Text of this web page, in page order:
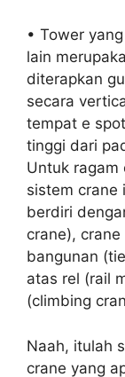
• Tower
lain
diterapkan
secara
tempat e
tinggi dari
Untuk ragam
sistem crane
berdiri
crane),
bangunan
atas rel (rail
(climbing
Naah, itulah
crane yang